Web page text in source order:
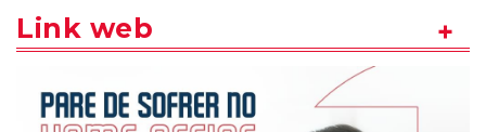
Link web